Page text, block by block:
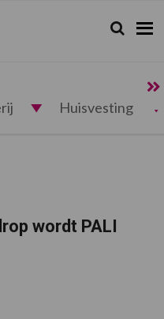
Zoeken...
Zoek
Huisvesting
wordt PALI